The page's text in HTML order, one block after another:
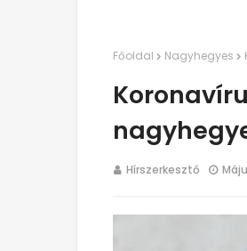
Főoldal Nagyhegyes
Hírszerkesztő